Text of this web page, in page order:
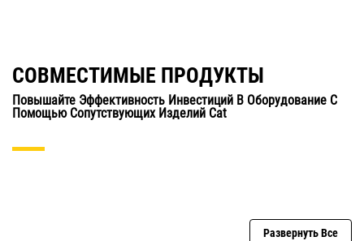
СОВМЕСТИМЫЕ ПРОДУКТЫ
Повышайте Эффективность Инвестиций В Оборудование С
Помощью Сопутствующих Изделий Cat
Развернуть Все